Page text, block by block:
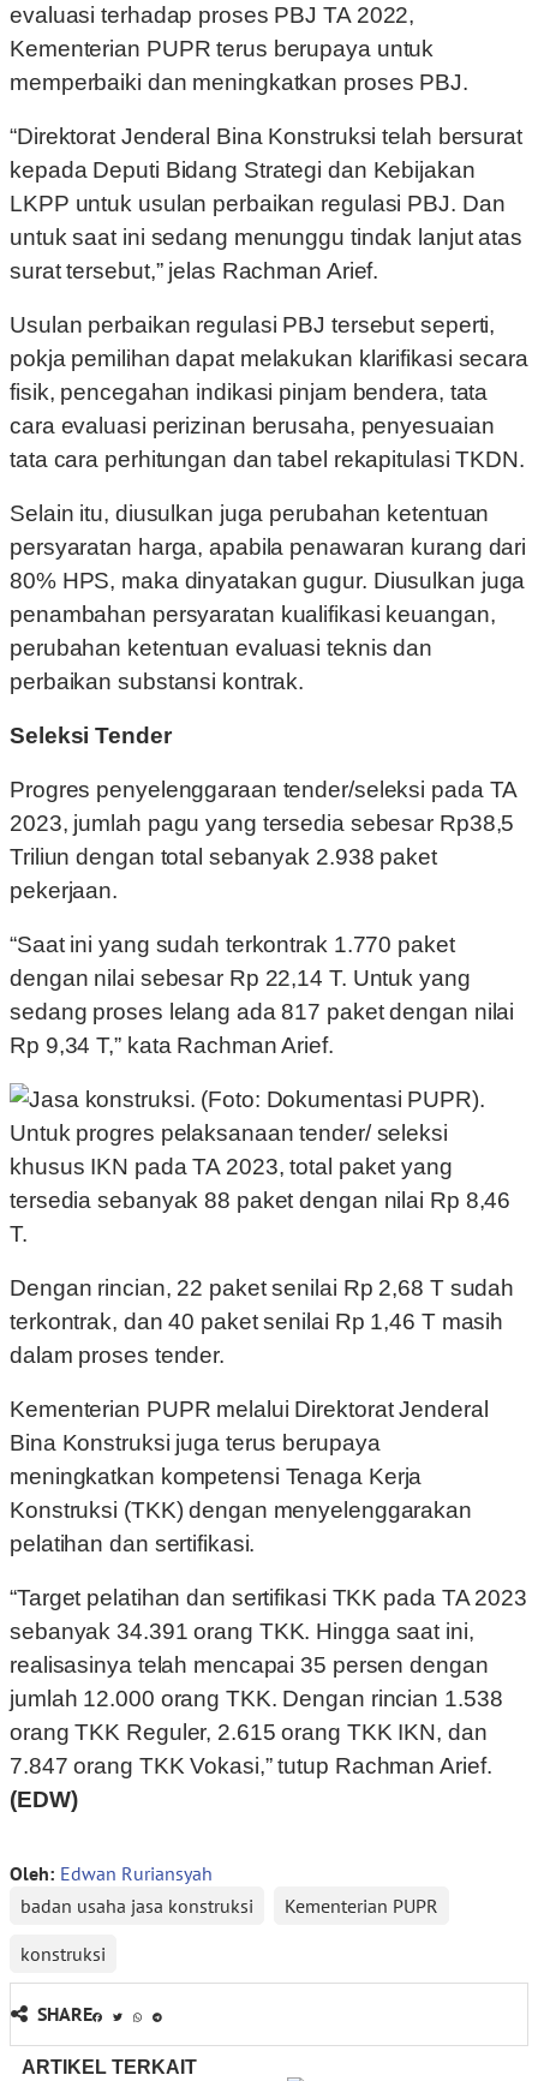
evaluasi terhadap proses PBJ TA 2022,
Kementerian PUPR terus berupaya untuk
memperbaiki dan meningkatkan proses PBJ.
“Direktorat Jenderal Bina Konstruksi telah bersurat
kepada Deputi Bidang Strategi dan Kebijakan
LKPP untuk usulan perbaikan regulasi PBJ. Dan
untuk saat ini sedang menunggu tindak lanjut atas
surat tersebut,” jelas Rachman Arief.
Usulan perbaikan regulasi PBJ tersebut seperti,
pokja pemilihan dapat melakukan klarifikasi secara
fisik, pencegahan indikasi pinjam bendera, tata
cara evaluasi perizinan berusaha, penyesuaian
tata cara perhitungan dan tabel rekapitulasi TKDN.
Selain itu, diusulkan juga perubahan ketentuan
persyaratan harga, apabila penawaran kurang dari
80% HPS, maka dinyatakan gugur. Diusulkan juga
penambahan persyaratan kualifikasi keuangan,
perubahan ketentuan evaluasi teknis dan
perbaikan substansi kontrak.
Seleksi Tender
Progres penyelenggaraan tender/seleksi pada TA
2023, jumlah pagu yang tersedia sebesar Rp38,5
Triliun dengan total sebanyak 2.938 paket
pekerjaan.
“Saat ini yang sudah terkontrak 1.770 paket
dengan nilai sebesar Rp 22,14 T. Untuk yang
sedang proses lelang ada 817 paket dengan nilai
Rp 9,34 T,” kata Rachman Arief.
Untuk progres pelaksanaan tender/ seleksi
khusus IKN pada TA 2023, total paket yang
tersedia sebanyak 88 paket dengan nilai Rp 8,46
T.
Dengan rincian, 22 paket senilai Rp 2,68 T sudah
terkontrak, dan 40 paket senilai Rp 1,46 T masih
dalam proses tender.
Kementerian PUPR melalui Direktorat Jenderal
Bina Konstruksi juga terus berupaya
meningkatkan kompetensi Tenaga Kerja
Konstruksi (TKK) dengan menyelenggarakan
pelatihan dan sertifikasi.
“Target pelatihan dan sertifikasi TKK pada TA 2023
sebanyak 34.391 orang TKK. Hingga saat ini,
realisasinya telah mencapai 35 persen dengan
jumlah 12.000 orang TKK. Dengan rincian 1.538
orang TKK Reguler, 2.615 orang TKK IKN, dan
7.847 orang TKK Vokasi,” tutup Rachman Arief.
(EDW)
Oleh: Edwan Ruriansyah
badan usaha jasa konstruksi
Kementerian PUPR
konstruksi
SHARE
ARTIKEL TERKAIT